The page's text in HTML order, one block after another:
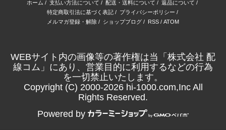
ホーム / 支払い方法について / 配送・送料について / 返品について /
特定商取引法に基づく表記/ プライバシーポリシー /
メルマガ登録・解除 / ショップブログ / RSS / ATOM
WEBサイト内の画像等の著作権は当「株式会社 配
線コム」にあり、営業目的に利用するなどの行為
を一切禁止いたします。
Copyright (C) 2000-2026 hi-1000.com,Inc All
Rights Reserved.
Powered by